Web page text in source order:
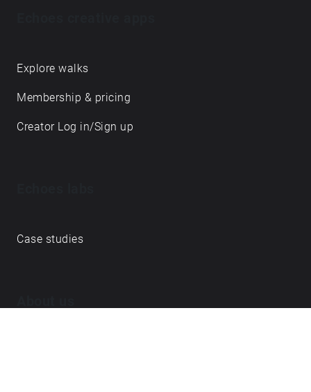
Explore walks
Membership & pricing
Creator Log in/Sign up
Case studies